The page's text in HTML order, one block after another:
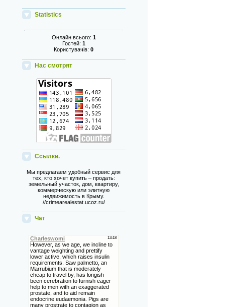
Statistics
Онлайн всього: 1
Гостей: 1
Користувачів:0
Нас смотрят
Ссылки.
Мы предлагаем удобный сервис для
тех, кто хочет купить – продать:
земельный участок, дом, квартиру,
коммерческую или элитную
недвижимость в Крыму.
//crimearealestat.ucoz.ru/
Чат